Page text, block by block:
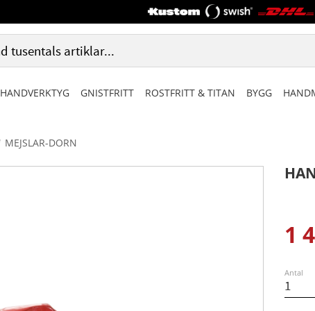
HANDVERKTYG GNISTFRITT ROSTFRITT & TITAN BYGG
MEJSLAR-DORN
1
Antal